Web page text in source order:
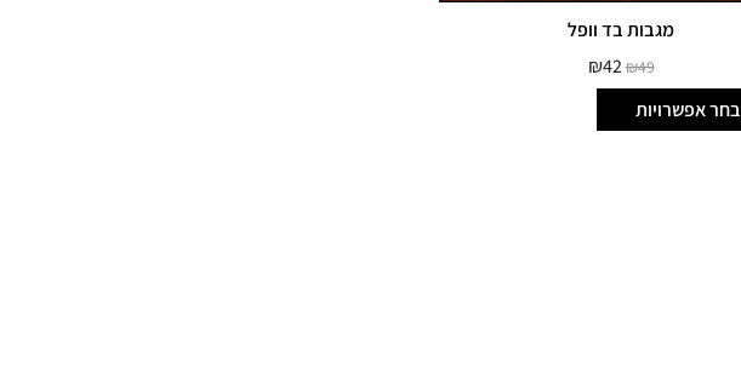
מגבות בד וופל
₪49
₪42
בחר אפשרויות